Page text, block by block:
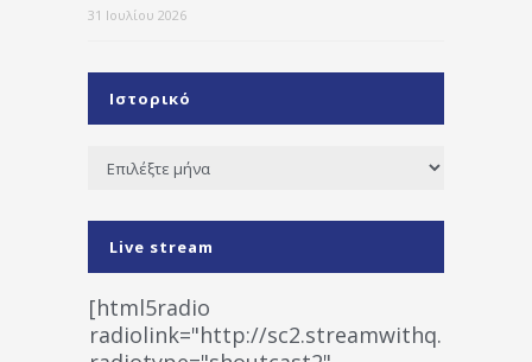
31 Ιουλίου 2026
Ιστορικό
Ιστορικό
Live stream
[html5radio
radiolink="http://